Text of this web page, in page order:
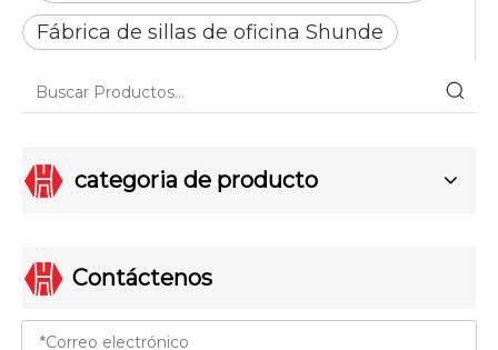
Fábrica de sillas de oficina Shunde
categoria de producto
Contáctenos